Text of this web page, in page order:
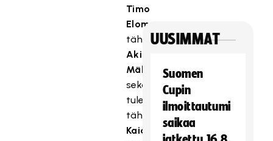
Timo
Elomaa
tähtipuolustaja
Aki
Mäkinen
sekä
tulevaisuuden
tähti
Kaido
UUSIMMAT
Suomen
Cupin
ilmoittautumi
saikaa